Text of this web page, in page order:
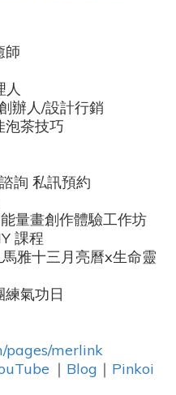
師
人
辦人/設計行銷
茶技巧
詢 私訊預約
量畫創作體驗工作坊
課程
雅十三月亮曆x生命靈
氣功日
pages/merlink
｜ Blog ｜ Pinkoi